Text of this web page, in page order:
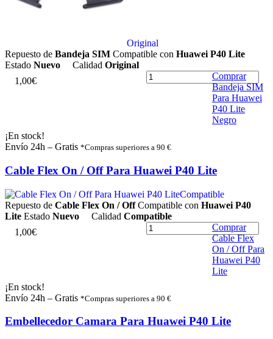
Original
Repuesto de Bandeja SIM Compatible con Huawei P40 Lite
Estado Nuevo Calidad Original
1 ,00€
Comprar
Bandeja SIM
Para Huawei
P40 Lite
Negro
¡En stock!
Envío 24h – Gratis *Compras superiores a 90 €
Cable Flex On / Off Para Huawei P40 Lite
Compatible
Repuesto de Cable Flex On / Off Compatible con Huawei P40
Lite Estado Nuevo Calidad Compatible
1 ,00€
Comprar
Cable Flex
On / Off Para
Huawei P40
Lite
¡En stock!
Envío 24h – Gratis *Compras superiores a 90 €
Embellecedor Camara Para Huawei P40 Lite